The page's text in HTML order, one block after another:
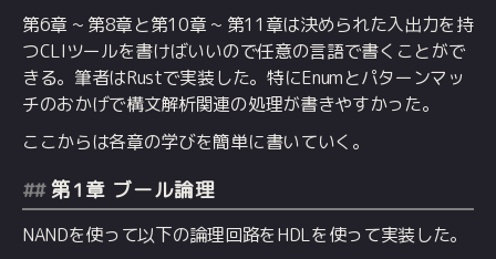
第6章 ~ 第8章と第10章 ~ 第11章は決められた入出力を持
つCLIツールを書けばいいので任意の言語で書くことがで
きる。筆者はRustで実装した。特にEnumとパターンマッ
チのおかげで構文解析関連の処理が書きやすかった。
ここからは各章の学びを簡単に書いていく。
第1章 ブール論理
NANDを使って以下の論理回路をHDLを使って実装した。